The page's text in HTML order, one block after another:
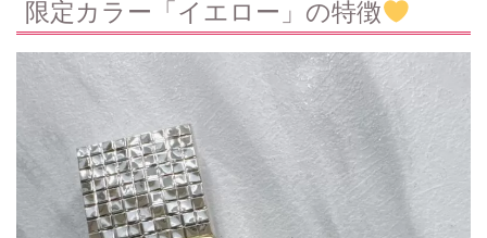
限定カラー「イエロー」の特徴